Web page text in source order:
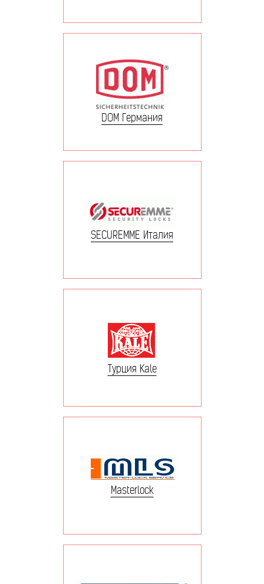
DOM Германия
SECUREMME Италия
Турция Kale
Masterlock